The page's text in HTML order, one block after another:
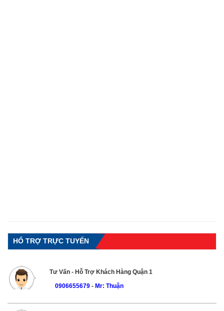
HỔ TRỢ TRỰC TUYẾN
Tư Vấn - Hỗ Trợ Khách Hàng Quận 1
0906655679 - Mr: Thuận